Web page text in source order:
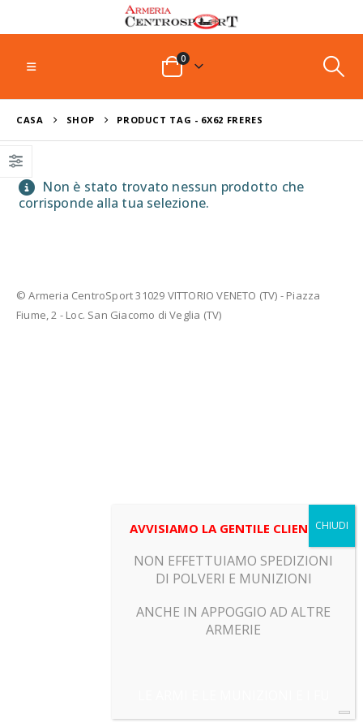
0
CASA SHOP PRODUCT TAG - 6X62 FRERES
Non è stato trovato nessun prodotto che
corrisponde alla tua selezione.
© Armeria CentroSport 31029 VITTORIO VENETO (TV) - Piazza
Fiume, 2 - Loc. San Giacomo di Veglia (TV)
AVVISIAMO LA GENTILE CLIENTELA
NON EFFETTUIAMO SPEDIZIONI
DI POLVERI E MUNIZIONI
ANCHE IN APPOGGIO AD ALTRE
ARMERIE